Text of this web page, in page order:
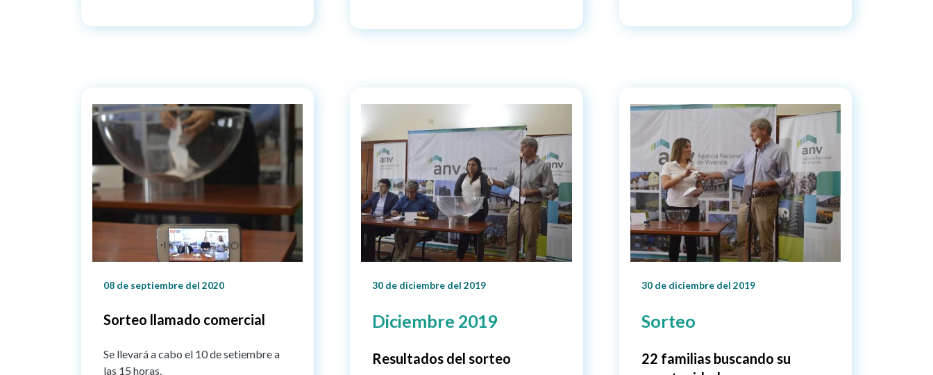
08 de septiembre del 2020
Sorteo llamado comercial
Se llevará a cabo el 10 de setiembre a
las 15 horas.
30 de diciembre del 2019
Diciembre 2019
Resultados del sorteo
30 de diciembre del 2019
Sorteo
22 familias buscando su